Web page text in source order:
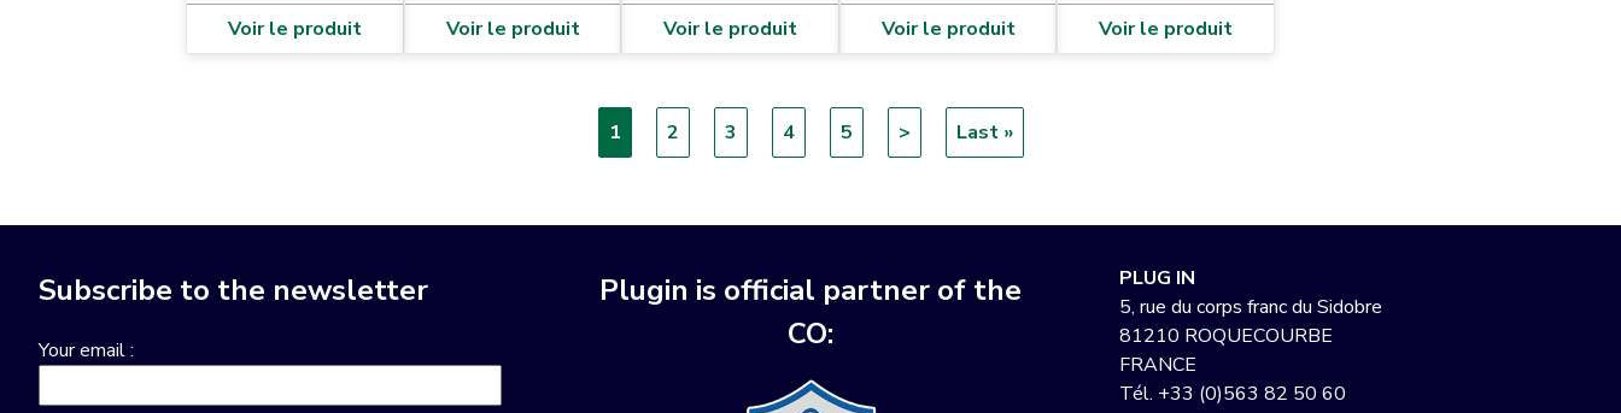
Voir le produit Voir le produit Voir le produit Voir le produit Voir le produit
Current
page
1 Page
2 Page
3 Page
4 Page
5
Next
page
>
Last
page
Last »
Subscribe to the newsletter
Your email :
Plugin is official partner of the
CO:
PLUG IN
5, rue du corps franc du Sidobre
81210 ROQUECOURBE
FRANCE
Tél. +33 (0)563 82 50 60